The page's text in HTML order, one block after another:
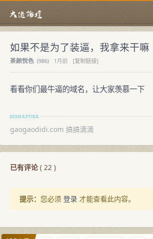
如果不是为了装逼，我拿来干嘛
茶颜悦色 (986) 1月前
[复制链接]
看看你们最牛逼的域名，让大家羡慕一下
gaogaodidi.com 搞搞滴滴
已有评论( 22 )
提示： 您必须 登录 才能查看此内容。